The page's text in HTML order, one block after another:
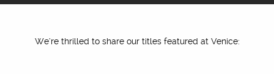
We’re thrilled to share our titles featured at Venice: